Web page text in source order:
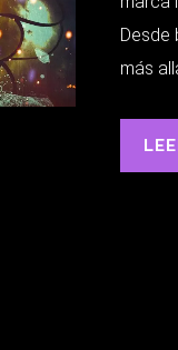
Desde
más